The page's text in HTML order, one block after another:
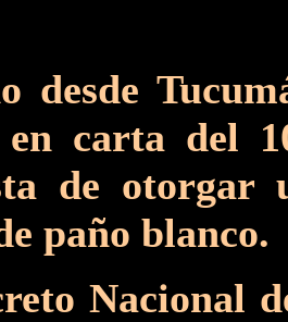
desde
carta del
de
paño blanco.
Nacional